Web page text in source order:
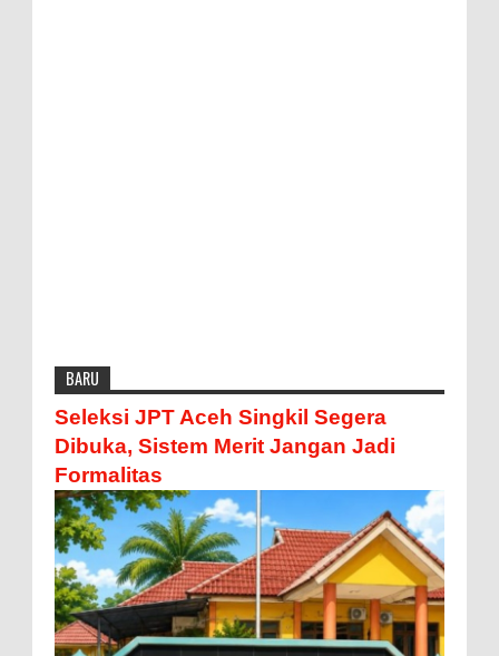
BARU
Seleksi JPT Aceh Singkil Segera
Dibuka, Sistem Merit Jangan Jadi
Formalitas